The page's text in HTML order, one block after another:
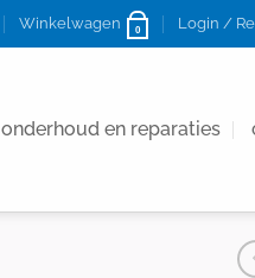
Winkelwagen 0 Login /
onderhoud en reparaties